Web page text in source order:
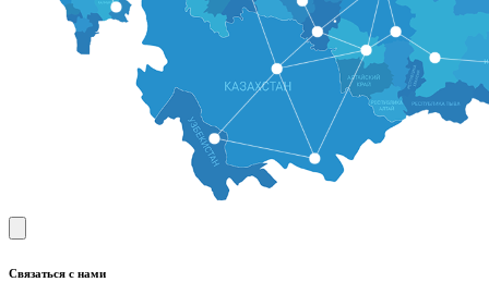
Связаться с нами